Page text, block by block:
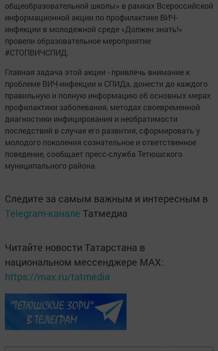
общеобразовательной школы» в рамках Всероссийской
информационной акции по профилактике ВИЧ-
инфекции в молодежной среде «Должен знать!»
провели образовательное мероприятие
#СТОПВИЧСПИД.
Главная задача этой акции - привлечь внимание к
проблеме ВИЧ-инфекции и СПИДа, донести до каждого
правильную и полную информацию об основных мерах
профилактики заболевания, методах своевременной
диагностики инфицирования и необратимости
последствий в случае его развития, сформировать у
молодого поколения сознательное и ответственное
поведение, сообщает пресс-служба Тетюшского
муниципального района.
Следите за самым важным и интересным в
Telegram-канале Татмедиа
Читайте новости Татарстана в
национальном мессенджере MАХ:
https://max.ru/tatmedia